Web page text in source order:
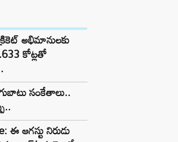
అభిమానులకు
కోట్లతో
సంకేతాలు..
ఈ ఆగస్టు నిరుడు